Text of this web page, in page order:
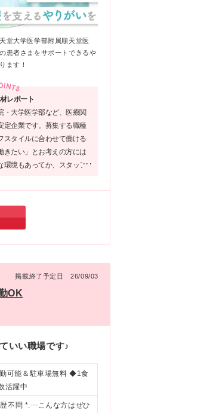
堂大学医学部附属順天堂医
患者さまをサポートできるや
ます！
レポート
・大学医学部など、医療関
定企業です。募集する職種
スタイルに合わせて働ける
きたい」とお考えの方には
環境もあってか、スタッフ
、ぜひ安定したキャリアを
掲載終了予定日 26/09/03
OK
いい職場です♪
可能＆駐車場無料 ◆1食
活躍中
不問 *.┈こんな方はぜひ